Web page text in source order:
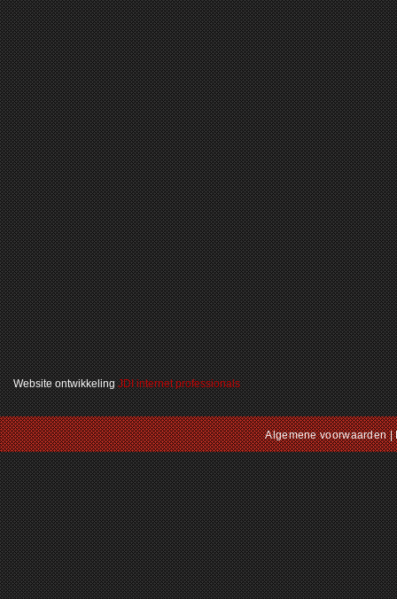
Website ontwikkelingJDI internet professionals
Algemene voorwaarden|